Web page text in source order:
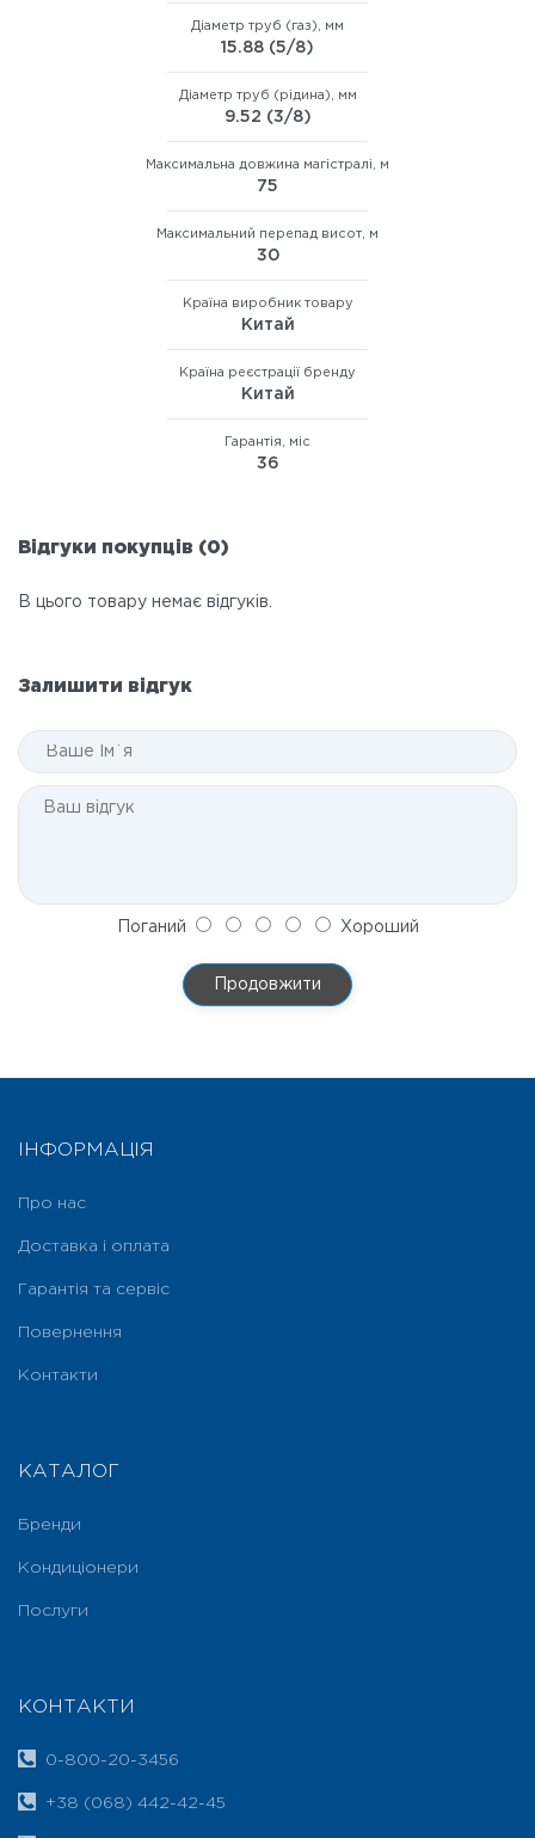
Діаметр труб (газ), мм
15.88 (5/8)
Діаметр труб (рідина), мм
9.52 (3/8)
Максимальна довжина магістралі, м
75
Максимальний перепад висот, м
30
Країна виробник товару
Китай
Країна реєстрації бренду
Китай
Гарантія, міс
36
Відгуки покупців (0)
В цього товару немає відгуків.
Залишити відгук
Поганий Хороший
Продовжити
ІНФОРМАЦІЯ
Про нас
Доставка і оплата
Гарантія та сервіс
Повернення
Контакти
КАТАЛОГ
Бренди
Кондиціонери
Послуги
КОНТАКТИ
0-800-20-3456
+38 (068) 442-42-45